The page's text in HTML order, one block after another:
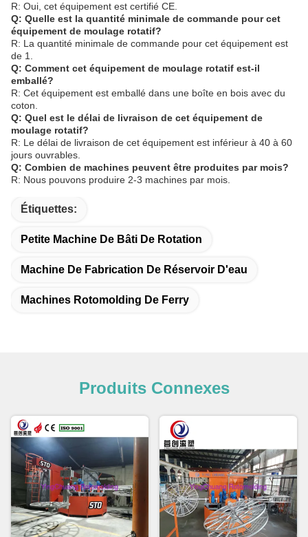
R: Oui, cet équipement est certifié CE.
Q: Quelle est la quantité minimale de commande pour cet
équipement de moulage rotatif?
R: La quantité minimale de commande pour cet équipement est
de 1.
Q: Comment cet équipement de moulage rotatif est-il
emballé?
R: Cet équipement est emballé dans une boîte en bois avec du
coton.
Q: Quel est le délai de livraison de cet équipement de
moulage rotatif?
R: Le délai de livraison de cet équipement est inférieur à 40 à 60
jours ouvrables.
Q: Combien de machines peuvent être produites par mois?
R: Nous pouvons produire 2-3 machines par mois.
Étiquettes:
Petite Machine De Bâti De Rotation
Machine De Fabrication De Réservoir D'eau
Machines Rotomolding De Ferry
Produits Connexes